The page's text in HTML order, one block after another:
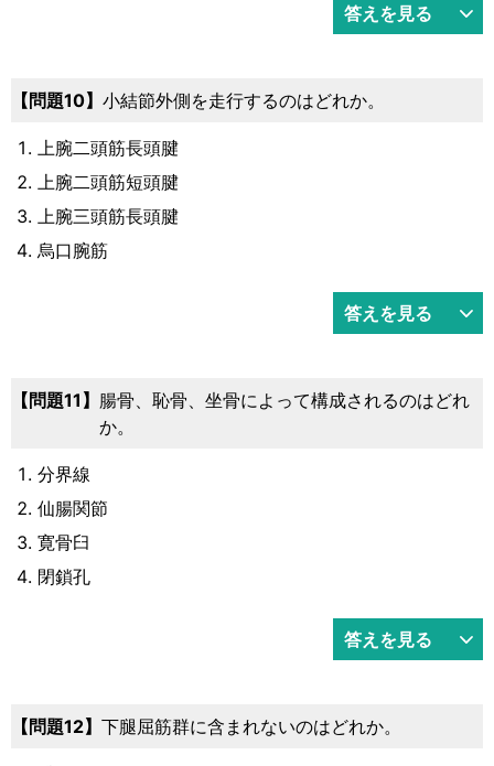
答えを見る
10 小結節外側を走行するのはどれか。
上腕二頭筋長頭腱
上腕二頭筋短頭腱
上腕三頭筋長頭腱
烏口腕筋
答えを見る
11
腸骨、恥骨、坐骨によって構成されるのはどれ
か。
分界線
仙腸関節
寛骨臼
閉鎖孔
答えを見る
12 下腿屈筋群に含まれないのはどれか。